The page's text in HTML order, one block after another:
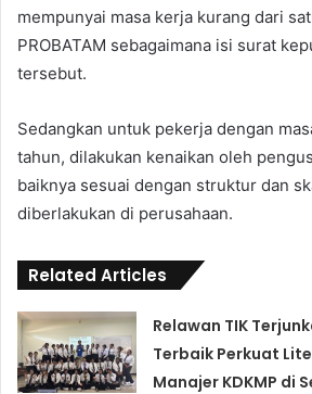
mempunyai masa kerja kurang dari
PROBATAM sebagaimana isi surat
tersebut.
Sedangkan untuk pekerja dengan
tahun, dilakukan kenaikan oleh
baiknya sesuai dengan struktur dan
diberlakukan di perusahaan.
Related Articles
Relawan TIK
Terbaik Perkuat
Manajer KDKMP di